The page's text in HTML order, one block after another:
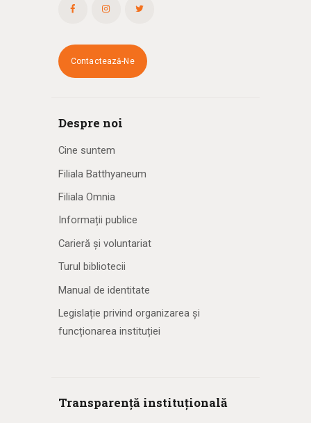
Contactează-Ne
Despre noi
Cine suntem
Filiala Batthyaneum
Filiala Omnia
Informații publice
Carieră și voluntariat
Turul bibliotecii
Manual de identitate
Legislație privind organizarea și
funcționarea instituției
Transparență instituțională